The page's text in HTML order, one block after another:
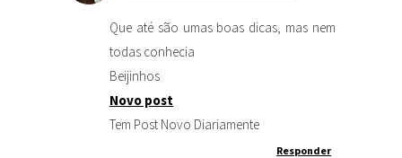
Que até são umas boas dicas, mas nem
todas conhecia
Beijinhos
Novo post
Tem Post Novo Diariamente
Responder